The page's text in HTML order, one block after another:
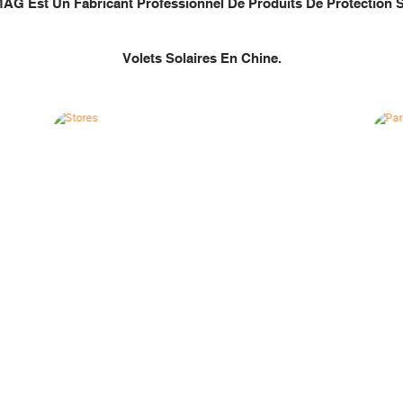
Est Un Fabricant Professionnel De Produits De Protection
Volets Solaires En Chine.